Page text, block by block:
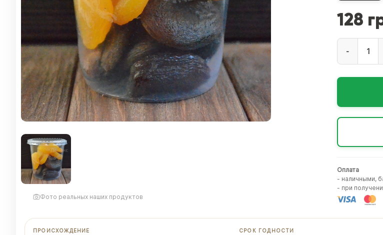
Фото реальных наших продуктов
128
-
Оплата
- наличными,
- при
ПРОИСХОЖДЕНИЕ СРОК ГОДНОСТИ